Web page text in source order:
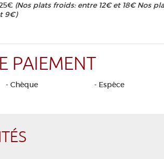
(Nos plats froids: entre 12€ et 18€ Nos
9€)
PAIEMENT
- Chèque - Espèce